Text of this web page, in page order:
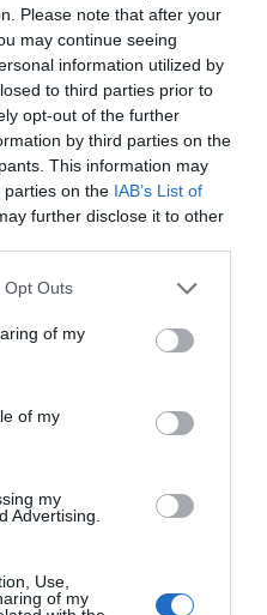
Please note that after your
may continue seeing
information utilized by
to third parties prior to
opt-out of the further
by third parties on the
This information may
parties on the IAB’s List of
further disclose it to other
uses one or more Google
behaviour. You may click to
and its third-party tags to
purposes in below Google
Opt Outs
of my
of my
my
Advertising.
Use,
of my